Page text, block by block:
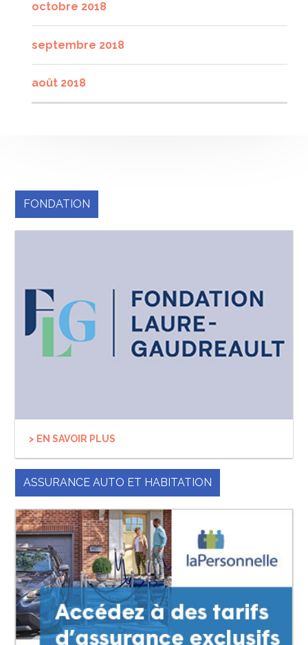
octobre 2018
septembre 2018
août 2018
FONDATION
> EN SAVOIR PLUS
ASSURANCE AUTO ET HABITATION